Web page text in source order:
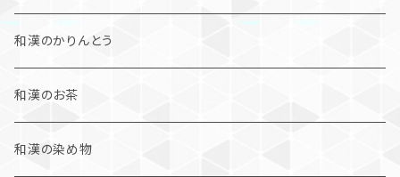
和漢のかりんとう
和漢のお茶
和漢の染め物